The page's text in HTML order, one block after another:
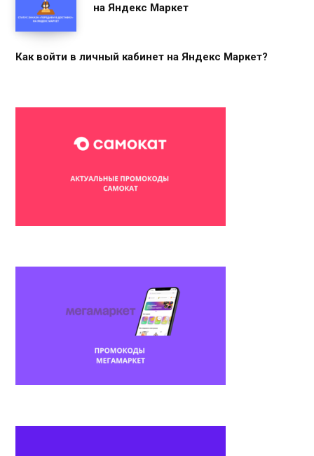
на Яндекс Маркет
Как войти в личный кабинет на Яндекс Маркет?